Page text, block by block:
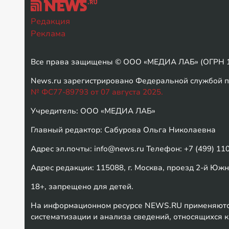
Редакция
Реклама
Все права защищены © ООО «МЕДИА ЛАБ» (ОГРН
News.ru зарегистрировано Федеральной
№ ФС77-89793 от 07 августа 2025.
Учредитель: ООО «МЕДИА ЛАБ»
Главный редактор: Сабурова Ольга Николаевна
Адрес эл.почты: info@news.ru Телефон: +7 (499)
Адрес редакции: 115088, г. Москва, проезд 2-й
18+, запрещено для детей.
На информационном ресурсе NEWS.RU
систематизации и анализа сведений,